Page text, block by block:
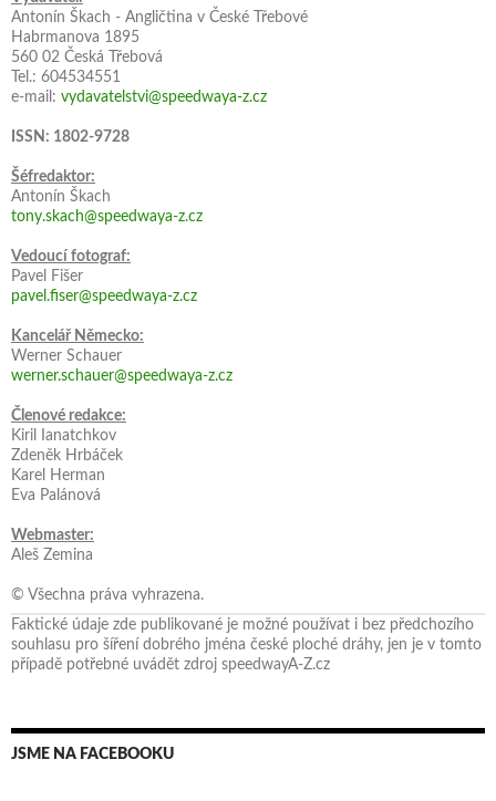
Antonín Škach - Angličtina v České Třebové
Habrmanova 1895
560 02 Česká Třebová
Tel.: 604534551
e-mail: vydavatelstvi@speedwaya-z.cz
ISSN: 1802-9728
Šéfredaktor:
Antonín Škach
tony.skach@speedwaya-z.cz
Vedoucí fotograf:
Pavel Fišer
pavel.fiser@speedwaya-z.cz
Kancelář Německo:
Werner Schauer
werner.schauer@speedwaya-z.cz
Členové redakce:
Kiril Ianatchkov
Zdeněk Hrbáček
Karel Herman
Eva Palánová
Webmaster:
Aleš Zemina
© Všechna práva vyhrazena.
Faktické údaje zde publikované je možné používat i bez předchozího
souhlasu pro šíření dobrého jména české ploché dráhy, jen je v tomto
případě potřebné uvádět zdroj speedwayA-Z.cz
JSME NA FACEBOOKU